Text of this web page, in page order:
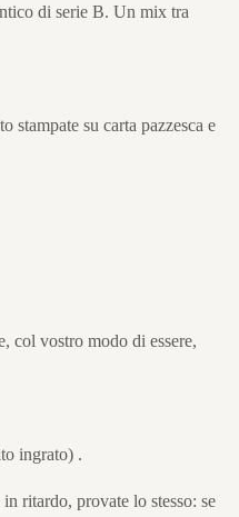
di serie B. Un mix tra
su carta pazzesca e
col vostro modo di essere,
ingrato) .
ritardo, provate lo stesso: se